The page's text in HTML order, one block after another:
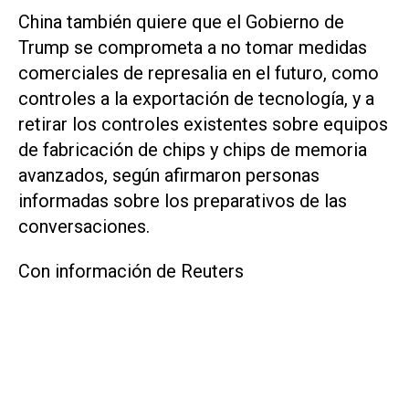
China también quiere que el Gobierno de
Trump se comprometa a no tomar medidas
comerciales de represalia en el futuro, como ​
controles a la exportación de tecnología, y a
retirar los controles existentes sobre equipos
de fabricación de chips y chips de memoria
avanzados, según afirmaron personas
informadas sobre los preparativos de las
conversaciones.
Con información de Reuters